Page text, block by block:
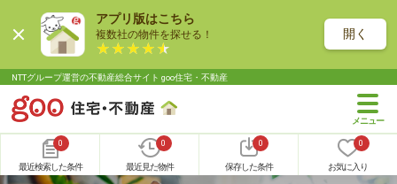
アプリ版はこちら
複数社の物件を探せる！ 開く
NTTグループ運営の不動産総合サイト goo住宅・不動産
0
最近検索した条件
0
最近見た物件
0
保存した条件
0
お気に入り